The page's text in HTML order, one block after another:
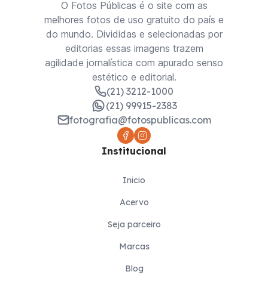
O Fotos Públicas é o site com as
melhores fotos de uso gratuito do país e
do mundo. Divididas e selecionadas por
editorias essas imagens trazem
agilidade jornalística com apurado senso
estético e editorial.
(21) 3212-1000
(21) 99915-2383
fotografia@fotospublicas.com
Institucional
Inicio
Acervo
Seja parceiro
Marcas
Blog